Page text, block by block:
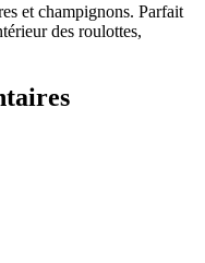
et champignons. Parfait
des roulottes,